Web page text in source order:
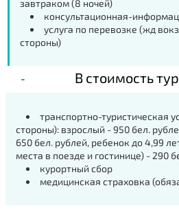
завтраком (8 ночей)
консультационная-
услуга по перевозке (жд
стороны)
В стоимость
транспортно-туристическая
стороны): взрослый - 950 бел.
650 бел. рублей, ребенок до 4,99
места в поезде и гостинице) - 290
курортный сбор
медицинская страховка